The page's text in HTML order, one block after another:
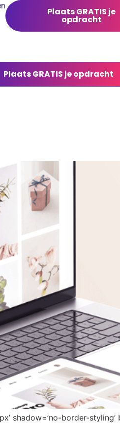
Plaats GRATIS je
opdracht
Plaats GRATIS je opdracht
shadow=’no-border-